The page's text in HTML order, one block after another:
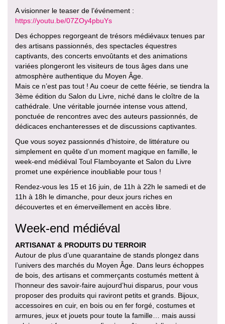
A visionner le teaser de l’événement :
https://youtu.be/07ZOy4pbuYs
Des échoppes regorgeant de trésors médiévaux tenues par
des artisans passionnés, des spectacles équestres
captivants, des concerts envoûtants et des animations
variées plongeront les visiteurs de tous âges dans une
atmosphère authentique du Moyen Âge.
Mais ce n’est pas tout ! Au coeur de cette féérie, se tiendra la
3ème édition du Salon du Livre, niché dans le cloître de la
cathédrale. Une véritable journée intense vous attend,
ponctuée de rencontres avec des auteurs passionnés, de
dédicaces enchanteresses et de discussions captivantes.
Que vous soyez passionnés d’histoire, de littérature ou
simplement en quête d’un moment magique en famille, le
week-end médiéval Toul Flamboyante et Salon du Livre
promet une expérience inoubliable pour tous !
Rendez-vous les 15 et 16 juin, de 11h à 22h le samedi et de
11h à 18h le dimanche, pour deux jours riches en
découvertes et en émerveillement en accès libre.
Week-end médiéval
ARTISANAT & PRODUITS DU TERROIR
Autour de plus d’une quarantaine de stands plongez dans
l’univers des marchés du Moyen Âge. Dans leurs échoppes
de bois, des artisans et commerçants costumés mettent à
l’honneur des savoir-faire aujourd’hui disparus, pour vous
proposer des produits qui raviront petits et grands. Bijoux,
accessoires en cuir, en bois ou en fer forgé, costumes et
armures, jeux et jouets pour toute la famille… mais aussi